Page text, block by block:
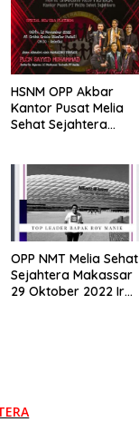
HSNM OPP Akbar
Kantor Pusat Melia
Sehat Sejahtera
OPP NMT Melia Sehat
Sejahtera Makassar
29 Oktober 2022 Ir